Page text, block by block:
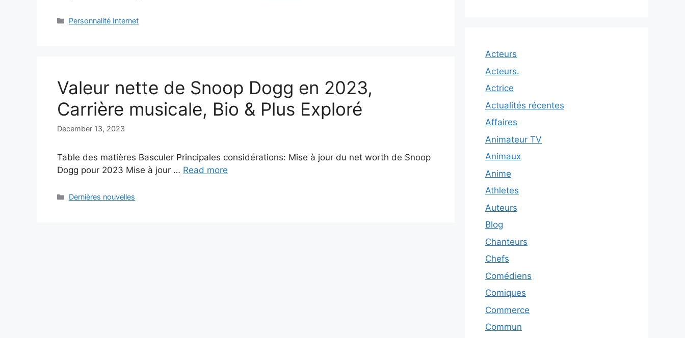
Categories
Personnalité Internet
Valeur nette de Snoop Dogg en 2023,
Carrière musicale, Bio & Plus Exploré
December 13, 2023
Table des matières Basculer Principales considérations: Mise à jour du net worth de Snoop
Dogg pour 2023 Mise à jour … Read more
Categories
Dernières nouvelles
Acteurs
Acteurs.
Actrice
Actualités récentes
Affaires
Animateur TV
Animaux
Anime
Athletes
Auteurs
Blog
Chanteurs
Chefs
Comédiens
Comiques
Commerce
Commun